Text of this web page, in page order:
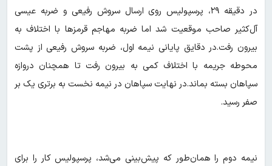
در دقیقه ۲۹، پرسپولیس روی ارسال سروش رفیعی و ضربه عیسی
آل‌کثیر صاحب موقعیت شد اما ضربه مهاجم قرمزها با اختلاف به
بیرون رفت.در دقایق پایانی نیمه اول، ضربه سروش رفیعی از پشت
محوطه جریمه با اختلاف کمی به بیرون رفت تا همچنان دروازه
سپاهان بسته بماند.در نهایت سپاهان در نیمه نخست به برتری یک بر
صفر رسید.
نیمه دوم را همان‌طور که پیش‌بینی می‌شد، پرسپولیس کار را برای